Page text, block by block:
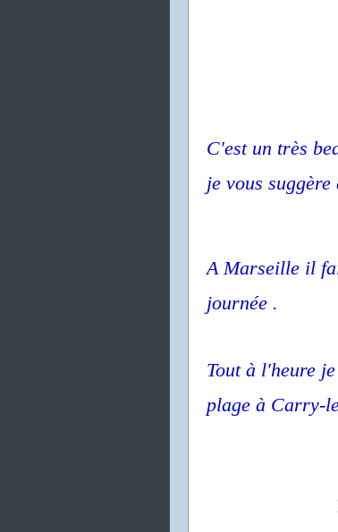
C'est un très
je vous
A Marseille il
journée .
Tout à l'heure
plage à Carry-